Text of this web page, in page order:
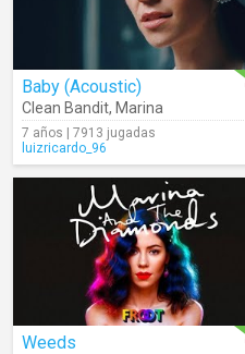
Baby (Acoustic)
Clean Bandit, Marina
7 años | 7913 jugadas
luizricardo_96
Weeds